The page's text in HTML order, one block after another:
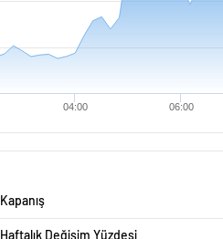
04:00 06:00
Kapanış
Haftalık Değişim Yüzdesi